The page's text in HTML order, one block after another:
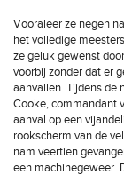
Vooraleer ze negen
het volledige
ze geluk gewenst
voorbij zonder dat er
aanvallen. Tijdens de
Cooke, commandant
aanval op een
rookscherm van de
nam veertien
een machinegeweer.